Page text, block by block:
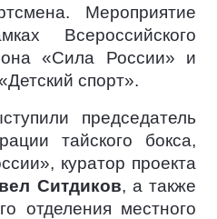
Мероприятие
Всероссийского
«Сила России» и
спорт».
председатель
тайского бокса,
куратор проекта
Ситдиков, а также
отделения местного